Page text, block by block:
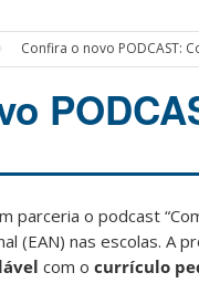
Confira o novo PODCAST:
parceria o podcast
(EAN) nas escolas.
com o currículo